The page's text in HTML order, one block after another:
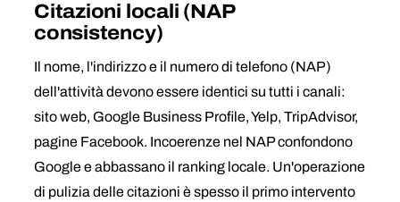
Citazioni locali (NAP
consistency)
Il nome, l'indirizzo e il numero di telefono (NAP)
dell'attività devono essere identici su tutti i canali:
sito web, Google Business Profile, Yelp, TripAdvisor,
pagine Facebook. Incoerenze nel NAP confondono
Google e abbassano il ranking locale. Un'operazione
di pulizia delle citazioni è spesso il primo intervento